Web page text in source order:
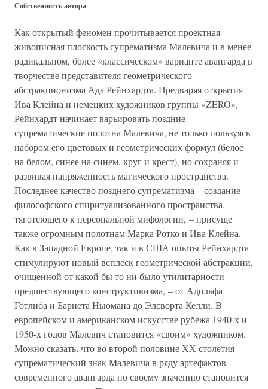
Собственность автора
Как открытый феномен прочитывается проектная
живописная плоскость супрематизма Малевича и в менее
радикальном, более «классическом» варианте авангарда в
творчестве представителя геометрического
абстракционизма Ада Рейнхардта. Предваряя открытия
Ива Клейна и немецких художников группы «ZERO»,
Рейнхардт начинает варьировать поздние
супрематические полотна Малевича, не только пользуясь
набором его цветовых и геометрических формул (белое
на белом, синее на синем, круг и крест), но сохраняя и
развивая напряженность магического пространства.
Последнее качество позднего супрематизма – создание
философского спиритуализованного пространства,
тяготеющего к персональной мифологии, – присуще
также огромным полотнам Марка Ротко и Ива Клейна.
Как в Западной Европе, так и в США опыты Рейнхардта
стимулируют новый всплеск геометрической абстракции,
очищенной от какой бы то ни было утилитарности
предшествующего конструктивизма, – от Адольфа
Готлиба и Барнета Ньюмана до Элсворта Келли. В
европейском и американском искусстве рубежа 1940-х и
1950-х годов Малевич становится «своим» художником.
Можно сказать, что во второй половине ХХ столетия
супрематический знак Малевича в ряду артефактов
современного авангарда по своему значению становится